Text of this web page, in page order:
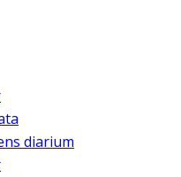
diarium